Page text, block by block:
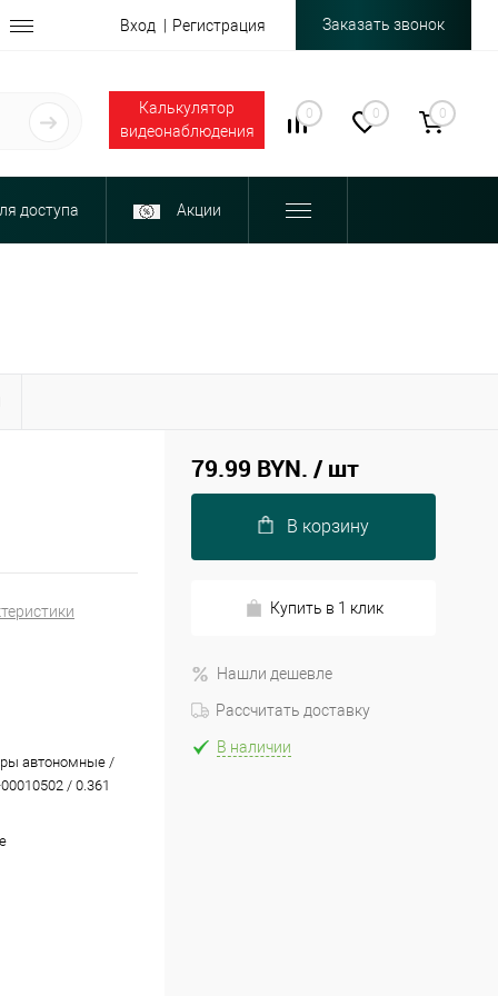
Вход Регистрация Заказать звонок
Калькулятор
видеонаблюдения
0 0 0
доступа Акции
автономные /
/ 0.361
79.99 BYN. / шт
В корзину
Купить в 1 клик
Нашли дешевле
Рассчитать доставку
В наличии